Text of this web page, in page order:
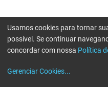
Usamos cookies para tornar
possível. Se continuar
concordar com nossa Política
Gerenciar Cookies...
Erro ao enviar informações,